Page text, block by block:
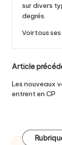
sur divers
degrés.
Voir tous
Post
Article
Les nouveaux
entrent en CP